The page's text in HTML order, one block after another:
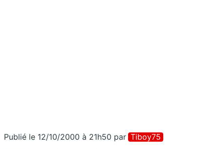
Publié le 12/10/2000 à 21h50 par Tiboy75